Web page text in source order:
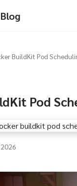
BuildKit Pod
Pod